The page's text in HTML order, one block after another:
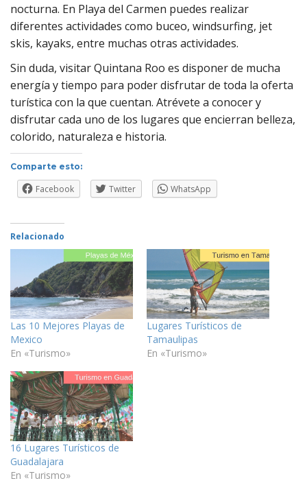
nocturna. En Playa del Carmen puedes realizar
diferentes actividades como buceo, windsurfing, jet
skis, kayaks, entre muchas otras actividades.
Sin duda, visitar Quintana Roo es disponer de mucha
energía y tiempo para poder disfrutar de toda la oferta
turística con la que cuentan. Atrévete a conocer y
disfrutar cada uno de los lugares que encierran belleza,
colorido, naturaleza e historia.
Comparte esto:
Facebook Twitter WhatsApp
Relacionado
Las 10 Mejores Playas de
Mexico
En «Turismo»
Lugares Turísticos de
Tamaulipas
En «Turismo»
16 Lugares Turísticos de
Guadalajara
En «Turismo»